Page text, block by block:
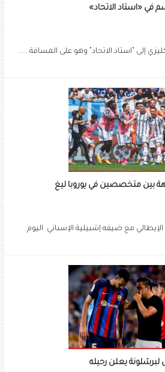
في «استاد الاتحاد»
إلى "استاد الاتحاد" وهو على المسافة .....
بين متخصصين في يوروبا ليغ
مع ضيفه إشبيلية الإسباني اليوم
يعلن رحيله